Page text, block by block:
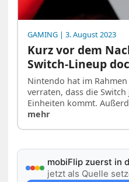
GAMING | 3. August 2023
Kurz vor dem
Switch-Lineup
Nintendo hat im
verraten, dass die
Einheiten kommt.
mehr
mobiFlip zuerst in
jetzt als Quelle